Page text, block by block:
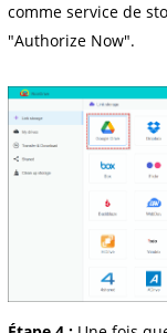
comme service de
"Authorize Now".